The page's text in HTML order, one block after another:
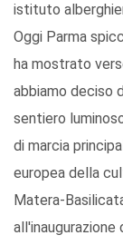
istituto
Oggi Parma
ha mostrato
abbiamo deciso
sentiero
di marcia
europea della
Matera-